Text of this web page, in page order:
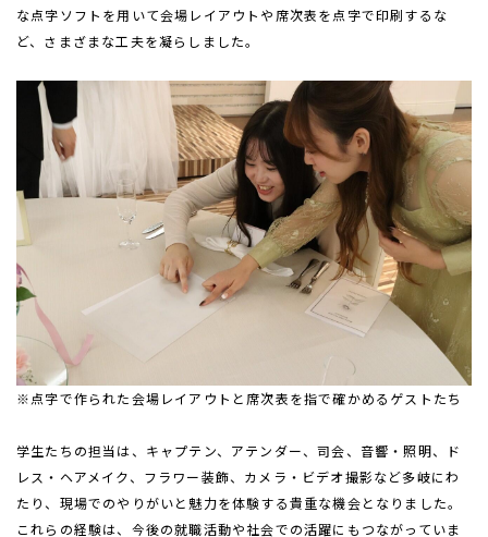
な点字ソフトを用いて会場レイアウトや席次表を点字で印刷するな
ど、さまざまな工夫を凝らしました。
※点字で作られた会場レイアウトと席次表を指で確かめるゲストたち
学生たちの担当は、キャプテン、アテンダー、司会、音響・照明、ド
レス・ヘアメイク、フラワー装飾、カメラ・ビデオ撮影など多岐にわ
たり、現場でのやりがいと魅力を体験する貴重な機会となりました。
これらの経験は、今後の就職活動や社会での活躍にもつながっていま